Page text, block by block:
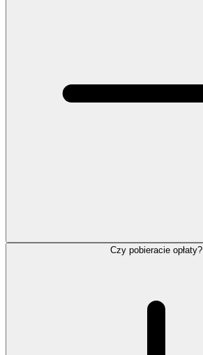
Czy pobieracie opłaty?